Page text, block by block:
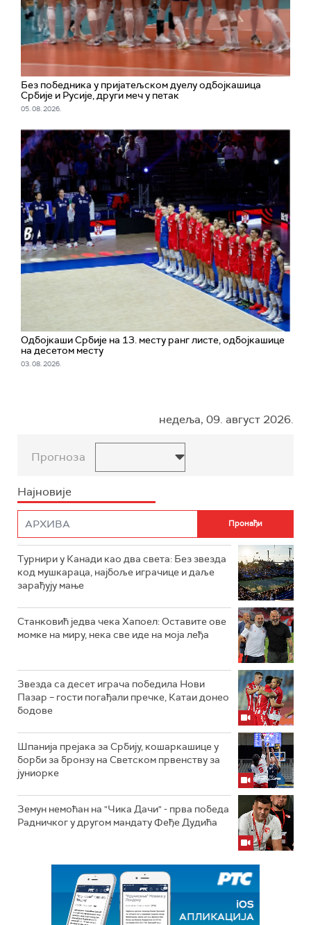
Без победника у пријатељском дуелу одбојкашица
Србије и Русије, други меч у петак
05. 08. 2026.
Одбојкаши Србије на 13. месту ранг листе, одбојкашице
на десетом месту
03. 08. 2026.
недеља, 09. август 2026.
Прогноза
Најновије
Турнири у Канади као два света: Без звезда
код мушкараца, најбоље играчице и даље
зарађују мање
Станковић једва чека Хапоел: Оставите ове
момке на миру, нека све иде на моја леђа
Звезда са десет играча победила Нови
Пазар – гости погађали пречке, Катаи донео
бодове
Шпанија прејакa за Србију, кошаркашице у
борби за бронзу на Светском првенству за
јуниорке
Земун немоћан на "Чика Дачи" - прва победа
Радничког у другом мандату Феђе Дудића